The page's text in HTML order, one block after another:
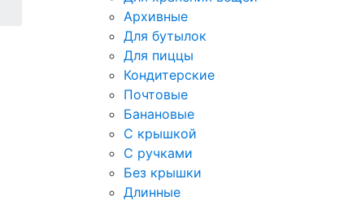
Архивные
Для бутылок
Для пиццы
Кондитерские
Почтовые
Банановые
С крышкой
С ручками
Без крышки
Длинные